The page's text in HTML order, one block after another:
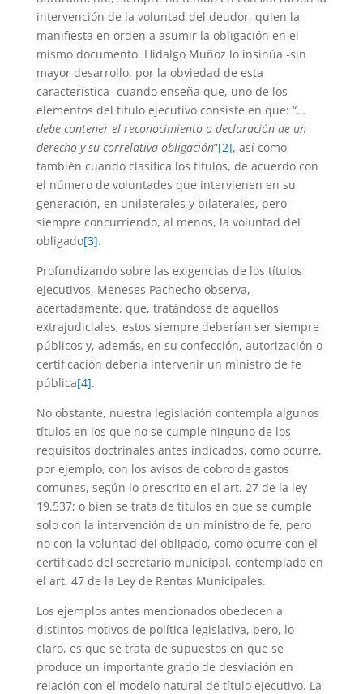
intervención de la voluntad del deudor, quien la
manifiesta en orden a asumir la obligación en el
mismo documento. Hidalgo Muñoz lo insinúa -sin
mayor desarrollo, por la obviedad de esta
característica- cuando enseña que, uno de los
elementos del título ejecutivo consiste en que: “…
debe contener el reconocimiento o declaración de un
derecho y su correlativa obligación”[2], así como
también cuando clasifica los títulos, de acuerdo con
el número de voluntades que intervienen en su
generación, en unilaterales y bilaterales, pero
siempre concurriendo, al menos, la voluntad del
obligado[3].
Profundizando sobre las exigencias de los títulos
ejecutivos, Meneses Pachecho observa,
acertadamente, que, tratándose de aquellos
extrajudiciales, estos siempre deberían ser siempre
públicos y, además, en su confección, autorización o
certificación debería intervenir un ministro de fe
pública[4].
No obstante, nuestra legislación contempla algunos
títulos en los que no se cumple ninguno de los
requisitos doctrinales antes indicados, como ocurre,
por ejemplo, con los avisos de cobro de gastos
comunes, según lo prescrito en el art. 27 de la ley
19.537; o bien se trata de títulos en que se cumple
solo con la intervención de un ministro de fe, pero
no con la voluntad del obligado, como ocurre con el
certificado del secretario municipal, contemplado en
el art. 47 de la Ley de Rentas Municipales.
Los ejemplos antes mencionados obedecen a
distintos motivos de política legislativa, pero, lo
claro, es que se trata de supuestos en que se
produce un importante grado de desviación en
relación con el modelo natural de título ejecutivo. La